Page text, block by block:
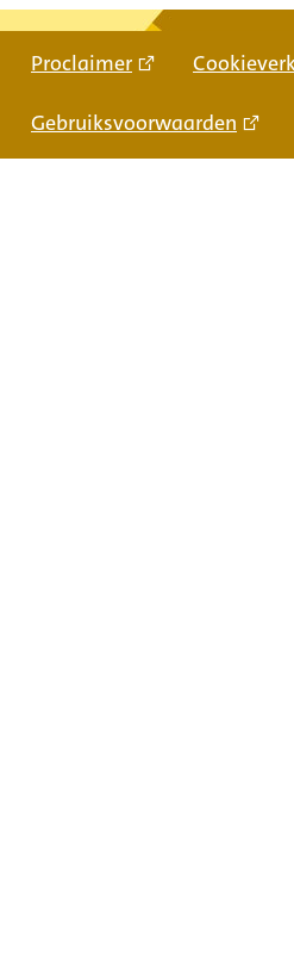
Proclaimer
Gebruiksvoorwaarden